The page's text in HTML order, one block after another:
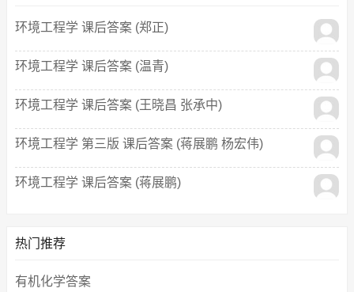
环境工程学 课后答案 (郑正)
环境工程学 课后答案 (温青)
环境工程学 课后答案 (王晓昌 张承中)
环境工程学 第三版 课后答案 (蒋展鹏 杨宏伟)
环境工程学 课后答案 (蒋展鹏)
热门推荐
有机化学答案